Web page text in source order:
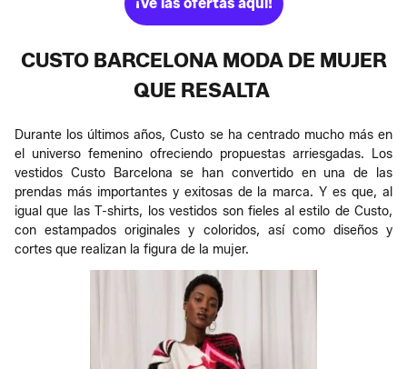
CUSTO BARCELONA MODA DE MUJER
QUE RESALTA
Durante los últimos años, Custo se ha centrado mucho más en
el universo femenino ofreciendo propuestas arriesgadas. Los
vestidos Custo Barcelona se han convertido en una de las
prendas más importantes y exitosas de la marca. Y es que, al
igual que las T-shirts, los vestidos son fieles al estilo de Custo,
con estampados originales y coloridos, así como diseños y
cortes que realizan la figura de la mujer.